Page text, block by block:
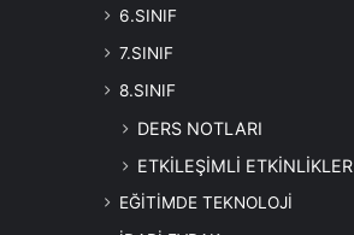
6.SINIF
7.SINIF
8.SINIF
DERS NOTLARI
ETKİLEŞİMLİ ETKİNLİKLER
EĞİTİMDE TEKNOLOJİ